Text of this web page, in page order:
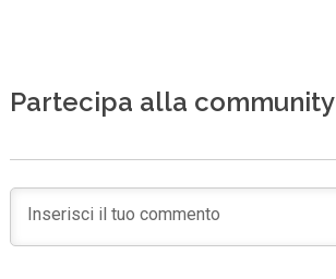
Partecipa alla community